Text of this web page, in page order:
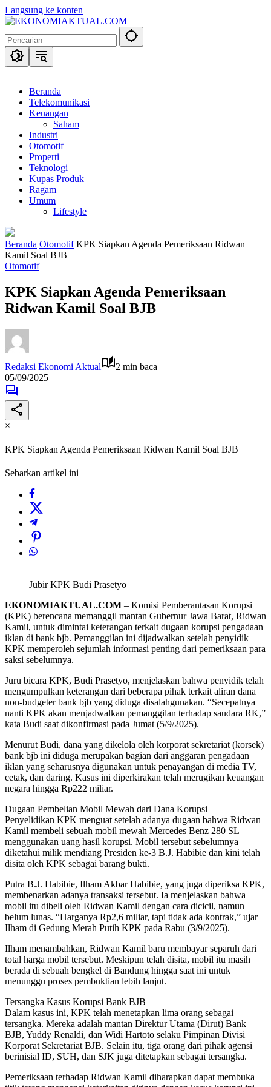
Langsung ke konten
Beranda
Telekomunikasi
Keuangan
Saham
Industri
Otomotif
Properti
Teknologi
Kupas Produk
Ragam
Umum
Lifestyle
Beranda Otomotif KPK Siapkan Agenda Pemeriksaan Ridwan
Kamil Soal BJB
Otomotif
KPK Siapkan Agenda Pemeriksaan
Ridwan Kamil Soal BJB
Redaksi Ekonomi Aktual
2 min baca
05/09/2025
×
KPK Siapkan Agenda Pemeriksaan Ridwan Kamil Soal BJB
Sebarkan artikel ini
Jubir KPK Budi Prasetyo
EKONOMIAKTUAL.COM – Komisi Pemberantasan Korupsi
(KPK) berencana memanggil mantan Gubernur Jawa Barat, Ridwan
Kamil, untuk dimintai keterangan terkait dugaan korupsi pengadaan
iklan di bank bjb. Pemanggilan ini dijadwalkan setelah penyidik
KPK memperoleh sejumlah informasi penting dari pemeriksaan para
saksi sebelumnya.
Juru bicara KPK, Budi Prasetyo, menjelaskan bahwa penyidik telah
mengumpulkan keterangan dari beberapa pihak terkait aliran dana
non-budgeter bank bjb yang diduga disalahgunakan. “Secepatnya
nanti KPK akan menjadwalkan pemanggilan terhadap saudara RK,”
kata Budi saat dikonfirmasi pada Jumat (5/9/2025).
Menurut Budi, dana yang dikelola oleh korporat sekretariat (korsek)
bank bjb ini diduga merupakan bagian dari anggaran pengadaan
iklan yang seharusnya digunakan untuk penayangan di media TV,
cetak, dan daring. Kasus ini diperkirakan telah merugikan keuangan
negara hingga Rp222 miliar.
Dugaan Pembelian Mobil Mewah dari Dana Korupsi
Penyelidikan KPK menguat setelah adanya dugaan bahwa Ridwan
Kamil membeli sebuah mobil mewah Mercedes Benz 280 SL
menggunakan uang hasil korupsi. Mobil tersebut sebelumnya
diketahui milik mendiang Presiden ke-3 B.J. Habibie dan kini telah
disita oleh KPK sebagai barang bukti.
Putra B.J. Habibie, Ilham Akbar Habibie, yang juga diperiksa KPK,
membenarkan adanya transaksi tersebut. Ia menjelaskan bahwa
mobil itu dibeli oleh Ridwan Kamil dengan cara dicicil, namun
belum lunas. “Harganya Rp2,6 miliar, tapi tidak ada kontrak,” ujar
Ilham di Gedung Merah Putih KPK pada Rabu (3/9/2025).
Ilham menambahkan, Ridwan Kamil baru membayar separuh dari
total harga mobil tersebut. Meskipun telah disita, mobil itu masih
berada di sebuah bengkel di Bandung hingga saat ini untuk
menunggu proses pembuktian lebih lanjut.
Tersangka Kasus Korupsi Bank BJB
Dalam kasus ini, KPK telah menetapkan lima orang sebagai
tersangka. Mereka adalah mantan Direktur Utama (Dirut) Bank
BJB, Yuddy Renaldi, dan Widi Hartoto selaku Pimpinan Divisi
Korporat Sekretariat BJB. Selain itu, tiga orang dari pihak agensi
berinisial ID, SUH, dan SJK juga ditetapkan sebagai tersangka.
Pemeriksaan terhadap Ridwan Kamil diharapkan dapat membuka